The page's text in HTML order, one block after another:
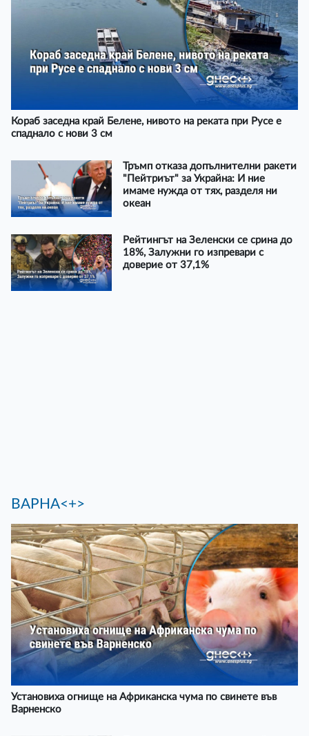
Кораб заседна край Белене, нивото на реката при Русе е
спаднало с нови 3 см
Тръмп отказа допълнителни ракети
"Пейтриът" за Украйна: И ние
имаме нужда от тях, разделя ни
океан
Рейтингът на Зеленски се срина до
18%, Залужни го изпревари с
доверие от 37,1%
ВАРНА<+>
Установиха огнище на Африканска чума по свинете във
Варненско